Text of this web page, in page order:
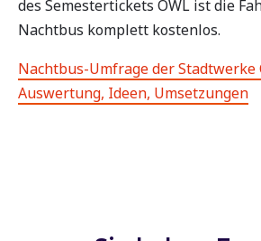
des Semestertickets OWL ist die
Nachtbus komplett kostenlos.
Nachtbus-Umfrage der Stadtwerke
Auswertung, Ideen, Umsetzungen